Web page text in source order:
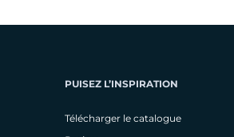
PUISEZ L’INSPIRATION
Télécharger le catalogue